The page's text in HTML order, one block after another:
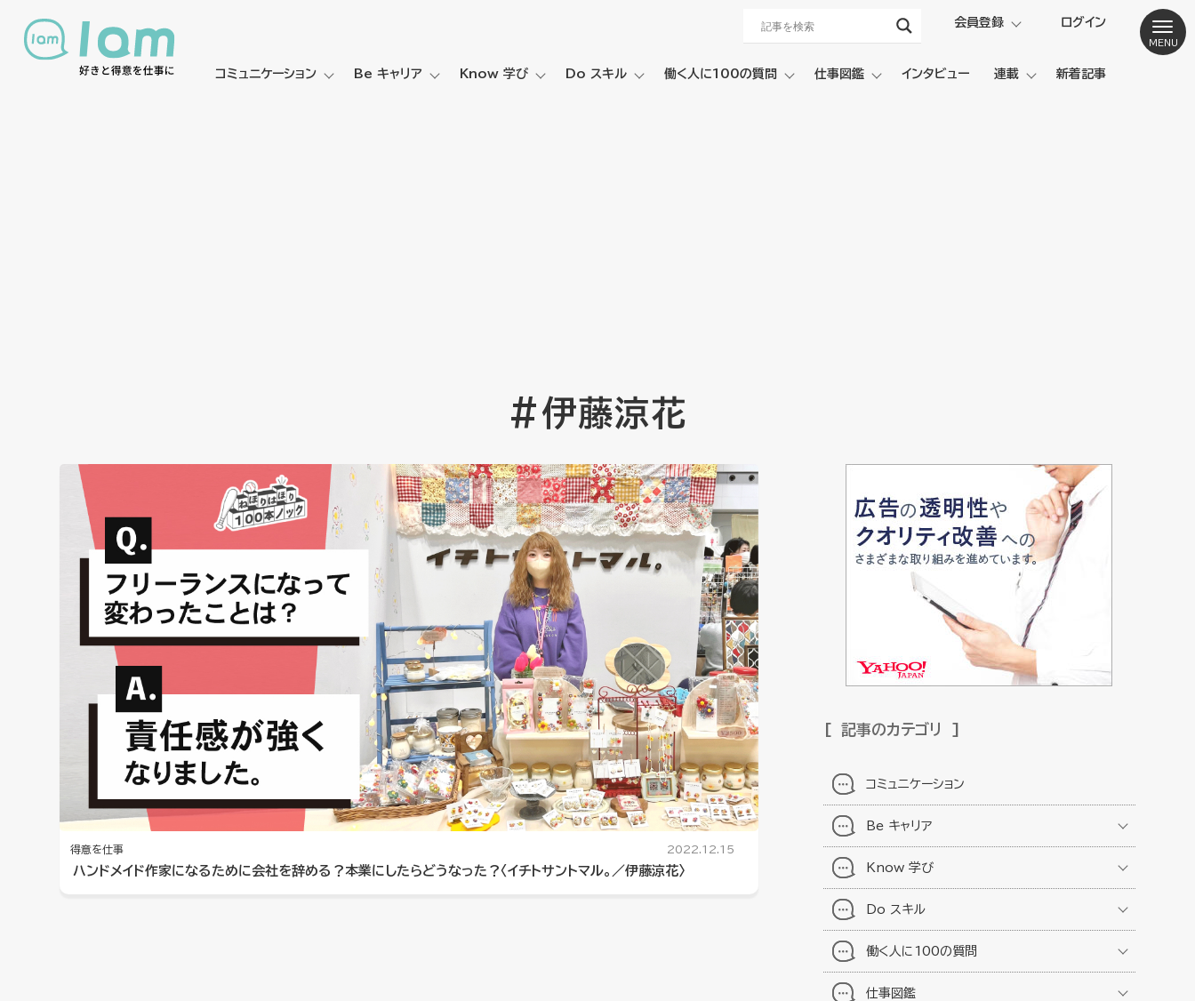
会員登録 ログイン
コミュニケーション Be キャリア Know 学び Do スキル 働く人に100の質問 仕事図鑑 インタビュー 連載 新着記事
#伊藤涼花
得意を仕事 2022.12.15
ハンドメイド作家になるために会社を辞める？本業にしたらどうなった？〈イチトサントマル。／伊藤涼花〉
記事のカテゴリ
コミュニケーション
Be キャリア
Know 学び
Do スキル
働く人に100の質問
仕事図鑑